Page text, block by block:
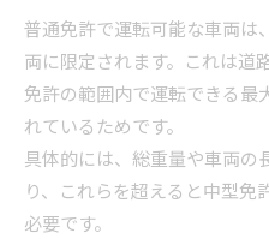
普通免許で運転可能な車両は
両に限定されます。これは道
免許の範囲内で運転できる最
れているためです。
具体的には、総重量や車両の
り、これらを超えると中型免
必要です。